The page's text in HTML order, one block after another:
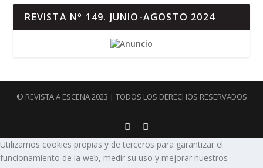
REVISTA Nº 149. JUNIO-AGOSTO 2024
© REVISTA A ESCENA 2023 | TODOS LOS DERECHOS RESERVADOS
Utilizamos cookies propias y de terceros para garantizar el
funcionamiento de la web, medir su uso y mejorar nuestros